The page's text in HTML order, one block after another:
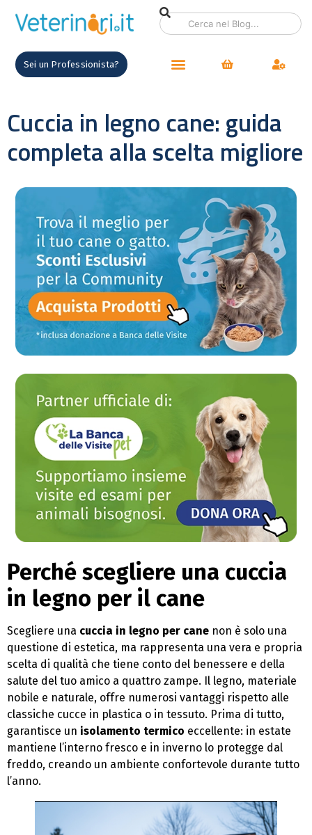
Sei un Professionista?
Cuccia in legno cane: guida
completa alla scelta migliore
Perché scegliere una cuccia
in legno per il cane
Scegliere una cuccia in legno per cane non è solo una
questione di estetica, ma rappresenta una vera e propria
scelta di qualità che tiene conto del benessere e della
salute del tuo amico a quattro zampe. Il legno, materiale
nobile e naturale, offre numerosi vantaggi rispetto alle
classiche cucce in plastica o in tessuto. Prima di tutto,
garantisce un isolamento termico eccellente: in estate
mantiene l’interno fresco e in inverno lo protegge dal
freddo, creando un ambiente confortevole durante tutto
l’anno.